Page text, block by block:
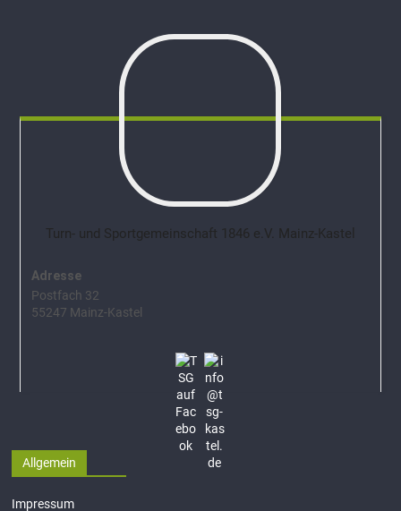
Turn- und Sportgemeinschaft 1846 e.V. Mainz-Kastel
Adresse
Postfach 32
55247 Mainz-Kastel
Allgemein
Impressum